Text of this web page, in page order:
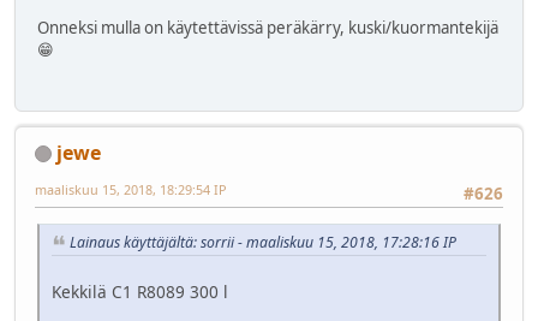
Onneksi mulla on käytettävissä peräkärry, kuski/kuormantekijä
😁
jewe
#626
maaliskuu 15, 2018, 18:29:54 IP
Lainaus käyttäjältä: sorrii - maaliskuu 15, 2018, 17:28:16 IP
Kekkilä C1 R8089 300 l